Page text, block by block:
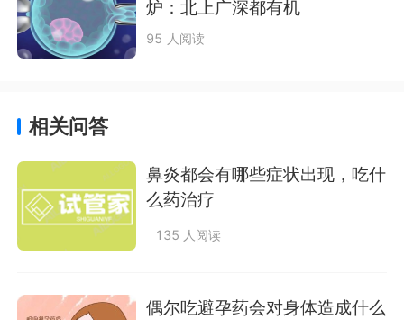
炉：北上广深都有机
95 人阅读
相关问答
鼻炎都会有哪些症状出现，吃什
么药治疗
135 人阅读
偶尔吃避孕药会对身体造成什么